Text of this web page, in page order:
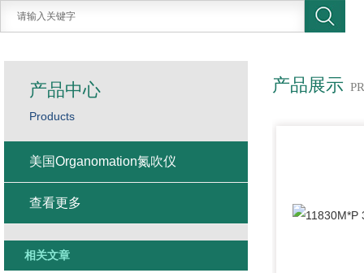
产品展示
产品中心
Products
美国Organomation氮吹仪
查看更多
相关文章